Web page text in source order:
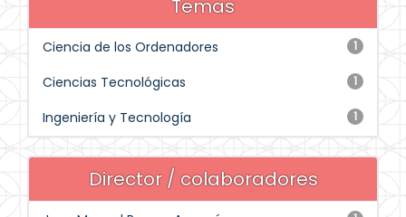
Temas
1
Ciencia de los Ordenadores
1
Ciencias Tecnológicas
1
Ingeniería y Tecnología
Director / colaboradores